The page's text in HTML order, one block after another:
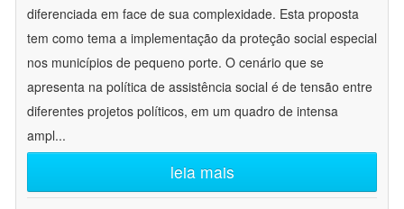
diferenciada em face de sua complexidade. Esta proposta
tem como tema a implementação da proteção social especial
nos municípios de pequeno porte. O cenário que se
apresenta na política de assistência social é de tensão entre
diferentes projetos políticos, em um quadro de intensa
ampl...
leia mais